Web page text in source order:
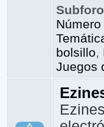
bolsillo,
Juegos